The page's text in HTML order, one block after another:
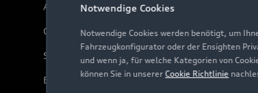
Notwendige Cookies
Notwendige Cookies werden benötigt, um
Fahrzeugkonfigurator oder der Ensighten
und wenn ja, für welche Kategorien von
können Sie in unsererCookie Richtlinie
Audi Online Beratung
Online-Terminvereinbarung
Servicekontakt
Bordbuch & Bedienungsanleitungen